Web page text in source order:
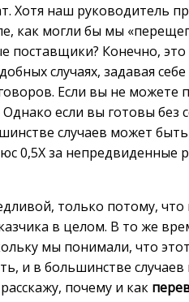
Хотя наш руководитель
как могли бы мы
поставщики? Конечно,
случаях, задавая
Если вы не можете
если вы готовы без
случаев может
0,5X за непредвиденные
только потому,
в целом. В то же
мы понимали, что
и в большинстве случаев
почему и как